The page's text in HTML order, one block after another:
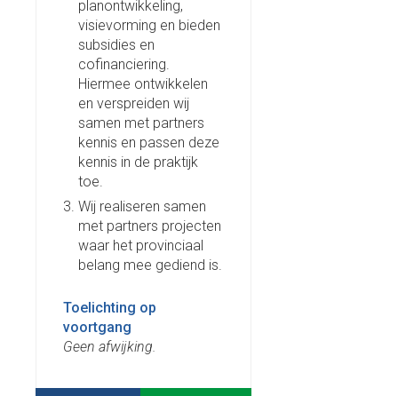
planontwikkeling,
visievorming en bieden
subsidies en
cofinanciering.
Hiermee ontwikkelen
en verspreiden wij
samen met partners
kennis en passen deze
kennis in de praktijk
toe.
Wij realiseren samen
met partners projecten
waar het provinciaal
belang mee gediend is.
Toelichting op
voortgang
Geen afwijking.